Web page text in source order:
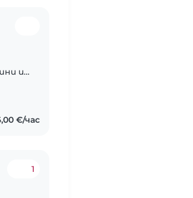
и
€/час
1